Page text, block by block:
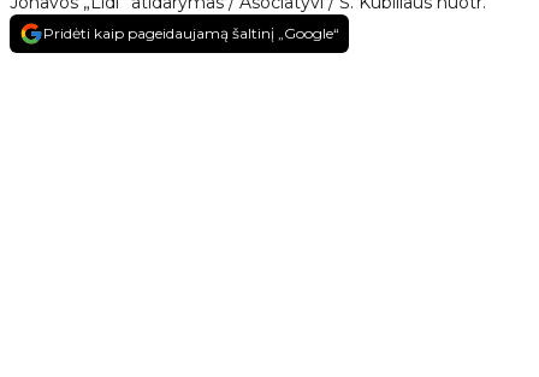
Pridėti kaip pageidaujamą šaltinį „Google“